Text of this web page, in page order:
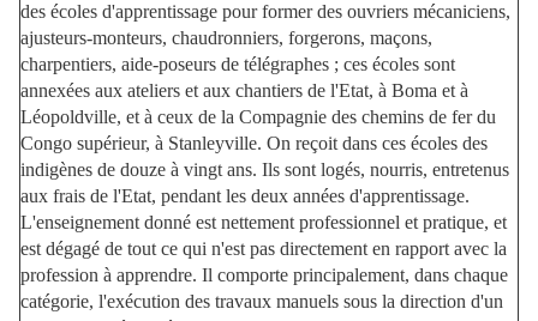
des écoles d'apprentissage pour former des ouvriers mécaniciens,
ajusteurs-monteurs, chaudronniers, forgerons, maçons,
charpentiers, aide-poseurs de télégraphes ; ces écoles sont
annexées aux ateliers et aux chantiers de l'Etat, à Boma et à
Léopoldville, et à ceux de la Compagnie des chemins de fer du
Congo supérieur, à Stanleyville. On reçoit dans ces écoles des
indigènes de douze à vingt ans. Ils sont logés, nourris, entretenus
aux frais de l'Etat, pendant les deux années d'apprentissage.
L'enseignement donné est nettement professionnel et pratique, et
est dégagé de tout ce qui n'est pas directement en rapport avec la
profession à apprendre. Il comporte principalement, dans chaque
catégorie, l'exécution des travaux manuels sous la direction d'un